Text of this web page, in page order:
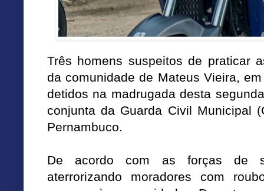
Três homens suspeitos de praticar
da comunidade de Mateus Vieira,
detidos na madrugada desta
conjunta da Guarda Civil Municipal
Pernambuco.
De acordo com as forças de
aterrorizando moradores com